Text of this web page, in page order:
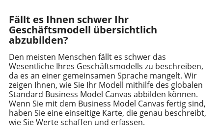
Fällt es Ihnen schwer Ihr
Geschäftsmodell übersichtlich
abzubilden?
Den meisten Menschen fällt es schwer das
Wesentliche Ihres Geschäftsmodells zu beschreiben,
da es an einer gemeinsamen Sprache mangelt. Wir
zeigen Ihnen, wie Sie Ihr Modell mithilfe des globalen
Standard Business Model Canvas abbilden können.
Wenn Sie mit dem Business Model Canvas fertig sind,
haben Sie eine einseitige Karte, die genau beschreibt,
wie Sie Werte schaffen und erfassen.